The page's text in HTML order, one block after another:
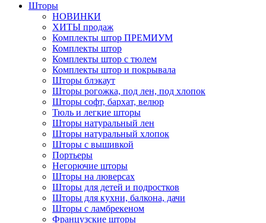
Шторы
НОВИНКИ
ХИТЫ продаж
Комплекты штор ПРЕМИУМ
Комплекты штор
Комплекты штор с тюлем
Комплекты штор и покрывала
Шторы блэкаут
Шторы рогожка, под лен, под хлопок
Шторы софт, бархат, велюр
Тюль и легкие шторы
Шторы натуральный лен
Шторы натуральный хлопок
Шторы с вышивкой
Портьеры
Негорючие шторы
Шторы на люверсах
Шторы для детей и подростков
Шторы для кухни, балкона, дачи
Шторы с ламбрекеном
Французские шторы